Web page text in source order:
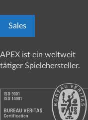
Sales
APEX ist ein weltweit
tätiger Spielehersteller.